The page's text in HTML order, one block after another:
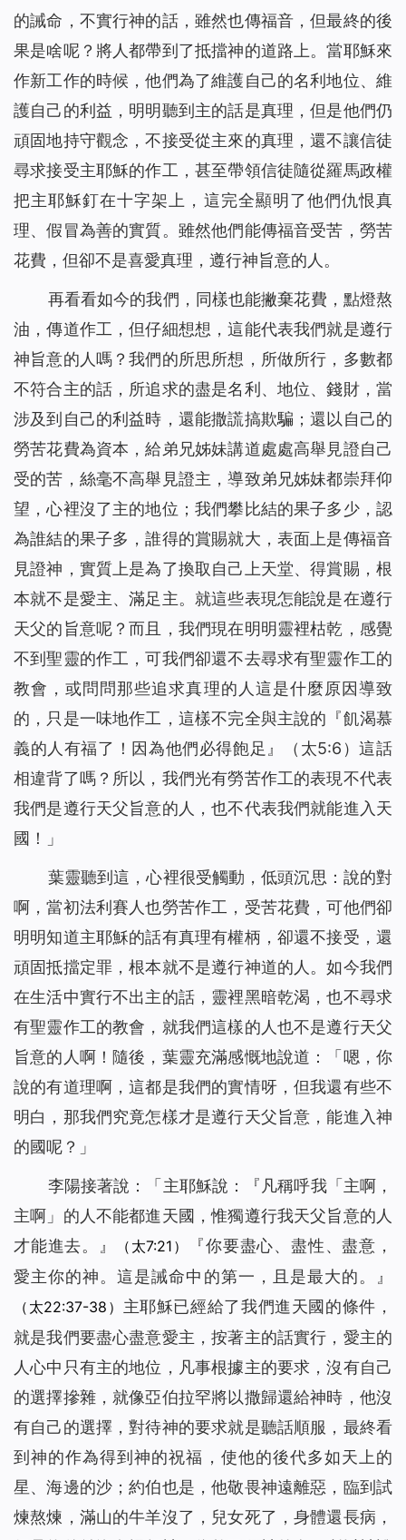
的誡命，不實行神的話，雖然也傳福音，但最終的後
果是啥呢？將人都帶到了抵擋神的道路上。當耶穌來
作新工作的時候，他們為了維護自己的名利地位、維
護自己的利益，明明聽到主的話是真理，但是他們仍
頑固地持守觀念，不接受從主來的真理，還不讓信徒
尋求接受主耶穌的作工，甚至帶領信徒隨從羅馬政權
把主耶穌釘在十字架上，這完全顯明了他們仇恨真
理、假冒為善的實質。雖然他們能傳福音受苦，勞苦
花費，但卻不是喜愛真理，遵行神旨意的人。
再看看如今的我們，同樣也能撇棄花費，點燈熬
油，傳道作工，但仔細想想，這能代表我們就是遵行
神旨意的人嗎？我們的所思所想，所做所行，多數都
不符合主的話，所追求的盡是名利、地位、錢財，當
涉及到自己的利益時，還能撒謊搞欺騙；還以自己的
勞苦花費為資本，給弟兄姊妹講道處處高舉見證自己
受的苦，絲毫不高舉見證主，導致弟兄姊妹都崇拜仰
望，心裡沒了主的地位；我們攀比結的果子多少，認
為誰結的果子多，誰得的賞賜就大，表面上是傳福音
見證神，實質上是為了換取自己上天堂、得賞賜，根
本就不是愛主、滿足主。就這些表現怎能說是在遵行
天父的旨意呢？而且，我們現在明明靈裡枯乾，感覺
不到聖靈的作工，可我們卻還不去尋求有聖靈作工的
教會，或問問那些追求真理的人這是什麼原因導致
的，只是一味地作工，這樣不完全與主說的『飢渴慕
義的人有福了！因為他們必得飽足 』（太5:6）這話
相違背了嗎？所以，我們光有勞苦作工的表現不代表
我們是遵行天父旨意的人，也不代表我們就能進入天
國！」
葉靈聽到這，心裡很受觸動，低頭沉思：說的對
啊，當初法利賽人也勞苦作工，受苦花費，可他們卻
明明知道主耶穌的話有真理有權柄，卻還不接受，還
頑固抵擋定罪，根本就不是遵行神道的人。如今我們
在生活中實行不出主的話，靈裡黑暗乾渴，也不尋求
有聖靈作工的教會，就我們這樣的人也不是遵行天父
旨意的人啊！隨後，葉靈充滿感慨地說道：「嗯，你
說的有道理啊，這都是我們的實情呀，但我還有些不
明白，那我們究竟怎樣才是遵行天父旨意，能進入神
的國呢？」
李陽接著說：「 主耶穌說：『 凡稱呼我「主啊，
主啊」的人不能都進天國，惟獨遵行我天父旨意的人
才能進去。
』 （太7:21） 『你要盡心、盡性、盡意，
愛主你的神。這是誡命中的第一，且是最大的。
』
（太22:37-38） 主耶穌已經給了我們進天國的條件，
就是我們要盡心盡意愛主，按著主的話實行，愛主的
人心中只有主的地位，凡事根據主的要求，沒有自己
的選擇摻雜，就像亞伯拉罕將以撒歸還給神時，他沒
有自己的選擇，對待神的要求就是聽話順服，最終看
到神的作為得到神的祝福，使他的後代多如天上的
星、海邊的沙；約伯也是，他敬畏神遠離惡，臨到試
煉熬煉，滿山的牛羊沒了，兒女死了，身體還長病，